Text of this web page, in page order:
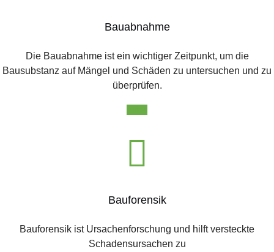
Bauabnahme
Die Bauabnahme ist ein wichtiger Zeitpunkt, um die
Bausubstanz auf Mängel und Schäden zu untersuchen und zu
überprüfen.
Bauforensik
Bauforensik ist Ursachenforschung und hilft versteckte
Schadensursachen zu